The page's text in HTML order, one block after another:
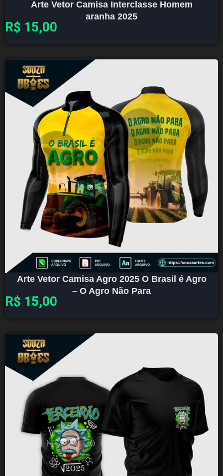
Arte Vetor Camisa Interclasse Homem
aranha 2025
R$ 15,00
Arte Vetor Camisa Agro 2025 O Brasil é Agro
– O Agro Não Para
R$ 15,00